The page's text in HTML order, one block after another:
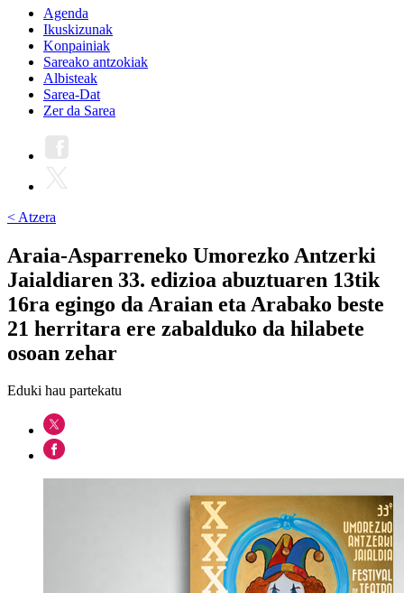
Agenda
Ikuskizunak
Konpainiak
Sareako antzokiak
Albisteak
Sarea-Dat
Zer da Sarea
< Atzera
Araia-Asparreneko Umorezko Antzerki
Jaialdiaren 33. edizioa abuztuaren 13tik
16ra egingo da Araian eta Arabako beste
21 herritara ere zabalduko da hilabete
osoan zehar
Eduki hau partekatu